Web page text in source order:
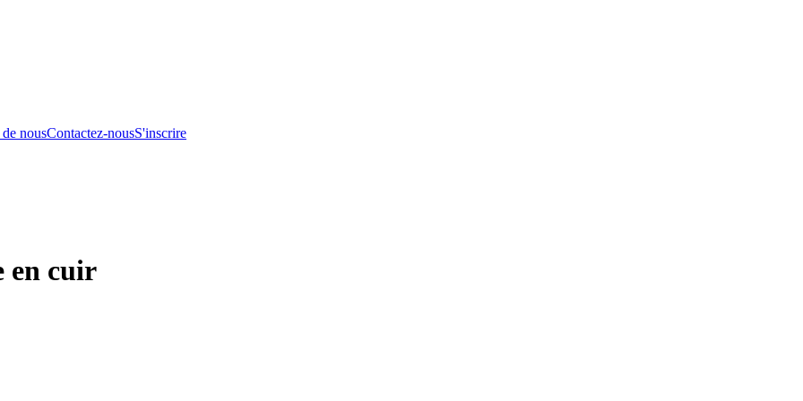
nousContactez-nousS'inscrire
en cuir